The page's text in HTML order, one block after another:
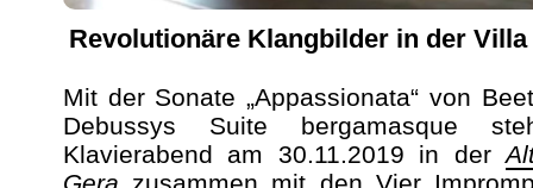
Revolutionäre Klangbilder in der
Mit der Sonate „Appassionata“ von
Debussys Suite bergamasque
Klavierabend am 30.11.2019 in der
Gera zusammen mit den Vier